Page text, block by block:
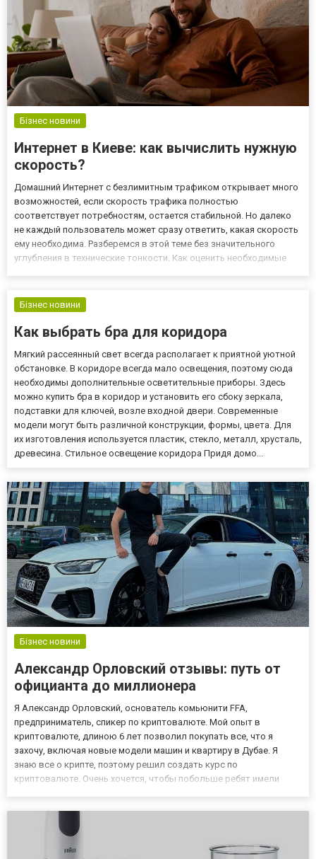
Бізнес новини
Интернет в Киеве: как вычислить нужную
скорость?
Домашний Интернет с безлимитным трафиком открывает много
возможностей, если скорость трафика полностью
соответствует потребностям, остается стабильной. Но далеко
не каждый пользователь может сразу ответить, какая скорость
ему необходима. Разберемся в этой теме без значительного
углубления в технические тонкости. Как оценить необходимые
которые...
Бізнес новини
Как выбрать бра для коридора
Мягкий рассеянный свет всегда располагает к приятной уютной
обстановке. В коридоре всегда мало освещения, поэтому сюда
необходимы дополнительные осветительные приборы. Здесь
можно купить бра в коридор и установить его сбоку зеркала,
подставки для ключей, возле входной двери. Современные
модели могут быть различной конструкции, формы, цвета. Для
их изготовления используется пластик, стекло, металл, хрусталь,
древесина. Стильное освещение коридора Придя домо...
Бізнес новини
Александр Орловский отзывы: путь от
официанта до миллионера
Я Александр Орловский, основатель комьюнити FFA,
предприниматель, спикер по криптовалюте. Мой опыт в
криптовалюте, длиною 6 лет позволил покупать все, что я
захочу, включая новые модели машин и квартиру в Дубае. Я
знаю все о крипте, поэтому решил создать курс по
криптовалюте. Очень хочется, чтобы побольше ребят имели